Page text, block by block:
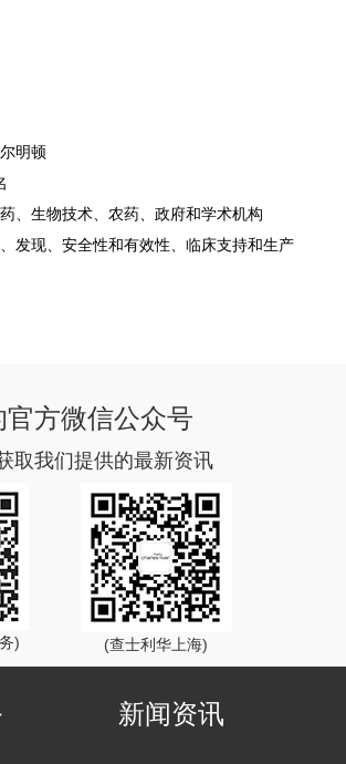
明顿
、生物技术、农药、政府和学术机构
发现、安全性和有效性、临床支持和生产
官方微信公众号
取我们提供的最新资讯
) (查士利华上海)
新闻资讯